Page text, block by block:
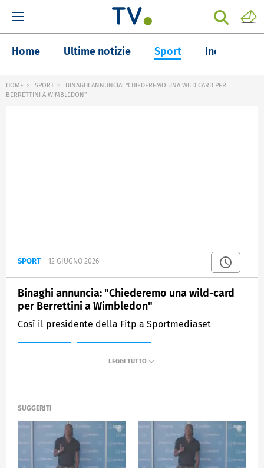
Home Ultime notizie Sport Inchieste
HOME SPORT
BINAGHI ANNUNCIA: "CHIEDEREMO UNA WILD CARD PER
BERRETTINI A WIMBLEDON"
SPORT 12 GIUGNO 2026
Binaghi annuncia: "Chiederemo una wild-card
per Berrettini a Wimbledon"
Così il presidente della Fitp a Sportmediaset
SUGGERITI